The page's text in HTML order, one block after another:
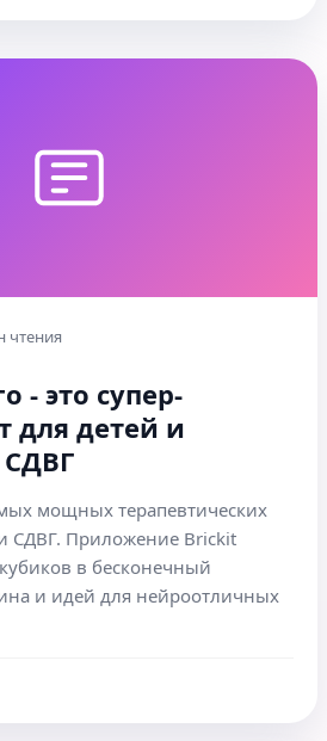
чтения
- это супер-
для детей и
СДВГ
мощных терапевтических
СДВГ. Приложение Brickit
в бесконечный
и идей для нейроотличных